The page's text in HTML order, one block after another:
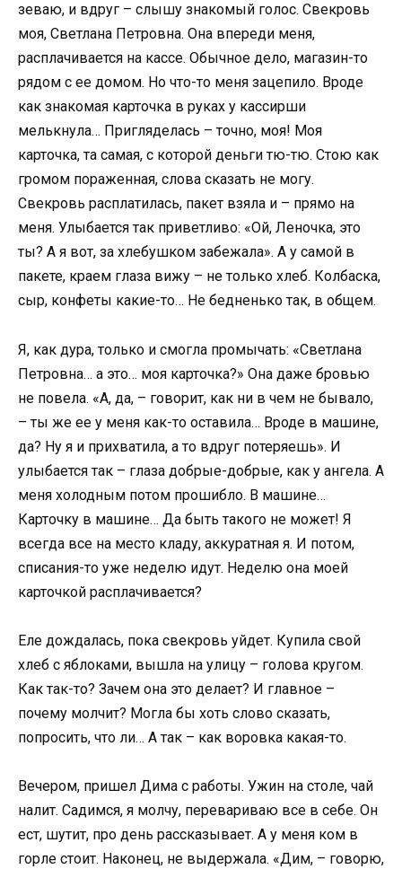
зеваю, и вдруг – слышу знакомый голос. Свекровь
моя, Светлана Петровна. Она впереди меня,
расплачивается на кассе. Обычное дело, магазин-то
рядом с ее домом. Но что-то меня зацепило. Вроде
как знакомая карточка в руках у кассирши
мелькнула… Пригляделась – точно, моя! Моя
карточка, та самая, с которой деньги тю-тю. Стою как
громом пораженная, слова сказать не могу.
Свекровь расплатилась, пакет взяла и – прямо на
меня. Улыбается так приветливо: «Ой, Леночка, это
ты? А я вот, за хлебушком забежала». А у самой в
пакете, краем глаза вижу – не только хлеб. Колбаска,
сыр, конфеты какие-то… Не бедненько так, в общем.
Я, как дура, только и смогла промычать: «Светлана
Петровна… а это… моя карточка?» Она даже бровью
не повела. «А, да, – говорит, как ни в чем не бывало,
– ты же ее у меня как-то оставила… Вроде в машине,
да? Ну я и прихватила, а то вдруг потеряешь». И
улыбается так – глаза добрые-добрые, как у ангела. А
меня холодным потом прошибло. В машине…
Карточку в машине… Да быть такого не может! Я
всегда все на место кладу, аккуратная я. И потом,
списания-то уже неделю идут. Неделю она моей
карточкой расплачивается?
Еле дождалась, пока свекровь уйдет. Купила свой
хлеб с яблоками, вышла на улицу – голова кругом.
Как так-то? Зачем она это делает? И главное –
почему молчит? Могла бы хоть слово сказать,
попросить, что ли… А так – как воровка какая-то.
Вечером, пришел Дима с работы. Ужин на столе, чай
налит. Садимся, я молчу, перевариваю все в себе. Он
ест, шутит, про день рассказывает. А у меня ком в
горле стоит. Наконец, не выдержала. «Дим, – говорю,